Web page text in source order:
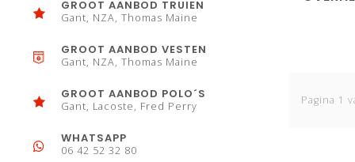
GROOT AANBOD TRUIEN
Gant, NZA, Thomas Maine
GROOT AANBOD VESTEN
Gant, NZA, Thomas Maine
GROOT AANBOD POLO´S
Gant, Lacoste, Fred Perry
WHATSAPP
06 42 52 32 80
Pagina 1